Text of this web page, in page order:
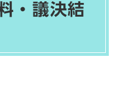
・議決結